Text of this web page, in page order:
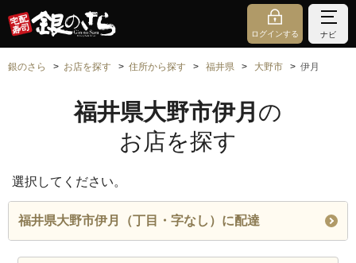
ログインする ナビ
銀のさら お店を探す 住所から探す 福井県 大野市 伊月
福井県大野市伊月 の
お店を探す
選択してください。
福井県大野市伊月（丁目・字なし）に配達